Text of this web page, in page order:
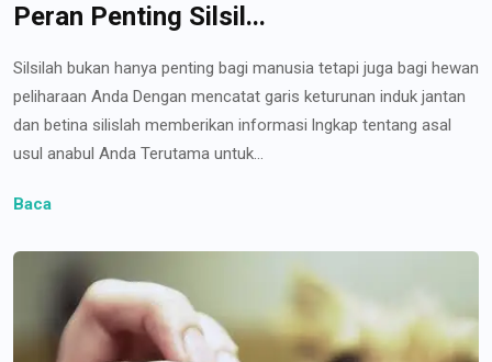
Peran Penting Silsil...
Silsilah bukan hanya penting bagi manusia tetapi juga bagi hewan
peliharaan Anda Dengan mencatat garis keturunan induk jantan
dan betina silislah memberikan informasi lngkap tentang asal
usul anabul Anda Terutama untuk...
Baca